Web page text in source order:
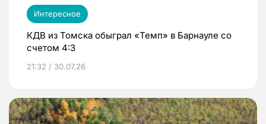
Интересное
КДВ из Томска обыграл «Темп» в Барнауле со
счетом 4:3
21:32 / 30.07.26